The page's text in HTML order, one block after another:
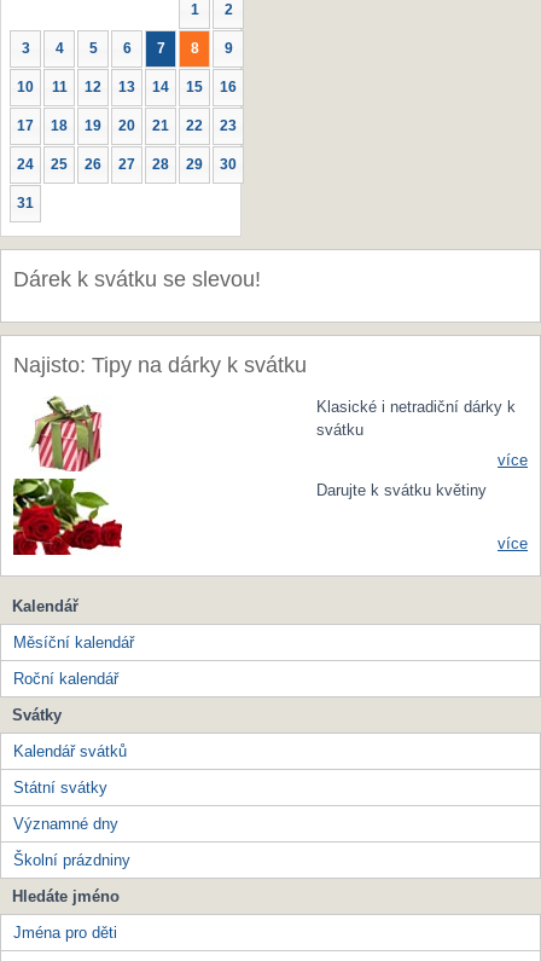
1 2
3 4 5 6 7 8 9
10 11 12 13 14 15 16
17 18 19 20 21 22 23
24 25 26 27 28 29 30
31
Dárek k svátku se slevou!
Najisto: Tipy na dárky k svátku
Klasické i netradiční dárky k
svátku
více
Darujte k svátku květiny
více
Kalendář
Měsíční kalendář
Roční kalendář
Svátky
Kalendář svátků
Státní svátky
Významné dny
Školní prázdniny
Hledáte jméno
Jména pro děti